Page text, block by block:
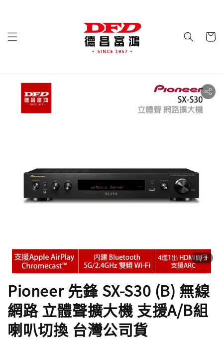
1/3
Pioneer 先鋒 SX-S30 (B) 無線
網路 立體聲擴大機 支援A/B組
喇叭切換 台灣公司貨